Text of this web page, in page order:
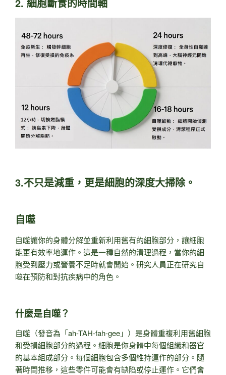
3.不只是減重，更是細胞的深度大掃除。
自噬
自噬讓你的身體分解並重新利用舊有的細胞部分，讓細胞
能更有效率地運作。這是一種自然的清理過程，當你的細
胞受到壓力或營養不足時就會開始。研究人員正在研究自
噬在預防和對抗疾病中的角色。
什麼是自噬？
自噬（發音為「ah-TAH-fah-gee」）是身體重複利用舊細胞
和受損細胞部分的過程。細胞是你身體中每個組織和器官
的基本組成部分。每個細胞包含多個維持運作的部分。隨
著時間推移，這些零件可能會有缺陷或停止運作。它們會